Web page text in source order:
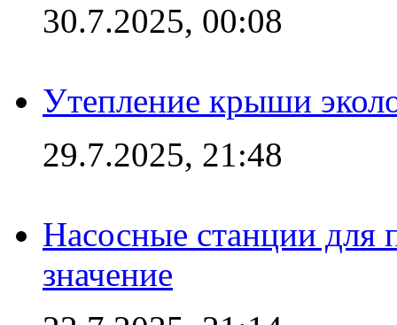
30.7.2025, 00:08
Утепление крыши
29.7.2025, 21:48
Насосные станции для
значение